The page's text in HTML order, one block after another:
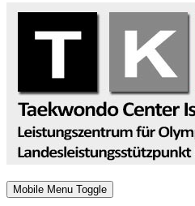
Mobile Menu Toggle